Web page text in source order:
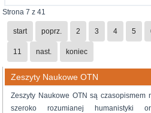
Strona 7 z 41
start poprz. 2 3 4 5
11 nast. koniec
Zeszyty Naukowe OTN
Zeszyty Naukowe OTN są czasopismem
szeroko rozumianej humanistyki